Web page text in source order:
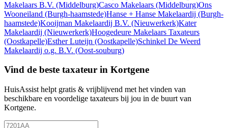
Makelaars B.V. (Middelburg)Casco Makelaars (Middelburg)Ons
Wooneiland (Burgh-haamstede)Hanse + Hanse Makelaardij (Burgh-
haamstede)Kooijman Makelaardij B.V. (Nieuwerkerk)Kater
Makelaardij (Nieuwerkerk)Hoogedeure Makelaars Taxateurs
(Oostkapelle)Esther Luteijn (Oostkapelle)Schinkel De Weerd
Makelaardij o.g. B.V. (Oost-souburg)
Vind de beste taxateur in Kortgene
HuisAssist helpt gratis & vrijblijvend met het vinden van
beschikbare en voordelige taxateurs bij jou in de buurt van
Kortgene.